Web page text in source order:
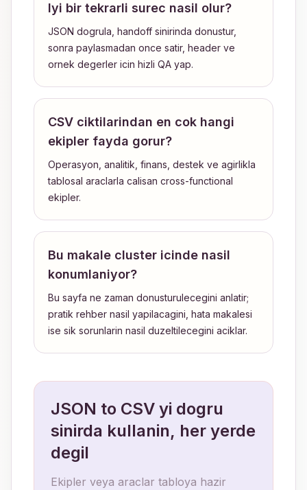
Iyi bir tekrarli surec nasil olur?
JSON dogrula, handoff sinirinda donustur,
sonra paylasmadan once satir, header ve
ornek degerler icin hizli QA yap.
CSV ciktilarindan en cok hangi
ekipler fayda gorur?
Operasyon, analitik, finans, destek ve agirlikla
tablosal araclarla calisan cross-functional
ekipler.
Bu makale cluster icinde nasil
konumlaniyor?
Bu sayfa ne zaman donusturulecegini anlatir;
pratik rehber nasil yapilacagini, hata makalesi
ise sik sorunlarin nasil duzeltilecegini aciklar.
JSON to CSV yi dogru
sinirda kullanin, her yerde
degil
Ekipler veya araclar tabloya hazir